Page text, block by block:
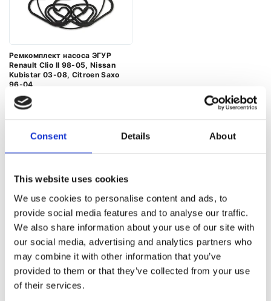
Consent Details About
This website uses cookies
We use cookies to personalise content and ads, to
provide social media features and to analyse our traffic.
We also share information about your use of our site with
our social media, advertising and analytics partners who
may combine it with other information that you’ve
provided to them or that they’ve collected from your use
of their services.
Ремкомплект насоса ЭГУР
Renault Clio II 98-05, Nissan
Kubistar 03-08, Citroen Saxo
96-04
Номер артикула:
В наличии
РЕМОНТ
ЗАПИСАТЬСЯ НА РЕМОНТ АГРЕГАТА
Страна